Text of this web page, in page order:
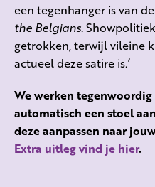
een tegenhanger is van
the Belgians.
getrokken, terwijl vileine
actueel deze satire is.’
We werken
automatisch een stoel
deze aanpassen naar
Extra uitleg vind je hier.